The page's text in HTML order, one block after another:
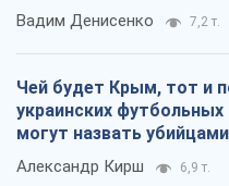
Вадим Денисенко 7,2 т.
Чей будет Крым, тот и
украинских футбольных
могут назвать убийцами
Александр Кирш 6,9 т.